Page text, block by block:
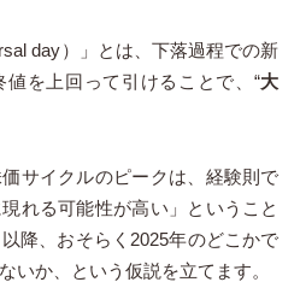
day）」とは、下落過程での新
を上回って引けることで、“大
サイクルのピークは、経験則で
れる可能性が高い」ということ
降、おそらく2025年のどこかで
いか、という仮説を立てます。